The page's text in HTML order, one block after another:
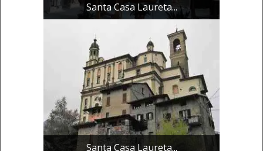
Santa Casa Laureta...
Santa Casa Laureta...